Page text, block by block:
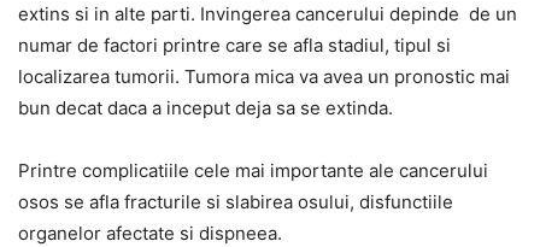
extins si in alte parti. Invingerea cancerului depinde de un
numar de factori printre care se afla stadiul, tipul si
localizarea tumorii. Tumora mica va avea un pronostic mai
bun decat daca a inceput deja sa se extinda.
Printre complicatiile cele mai importante ale cancerului
osos se afla fracturile si slabirea osului, disfunctiile
organelor afectate si dispneea.